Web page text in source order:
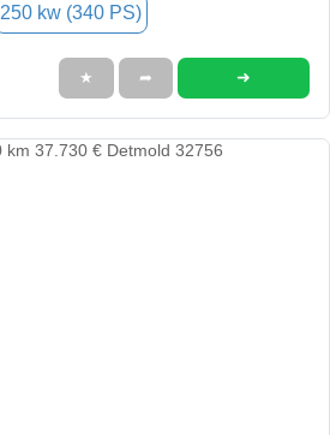
250 kw (340 PS)
★ ➦ ➜